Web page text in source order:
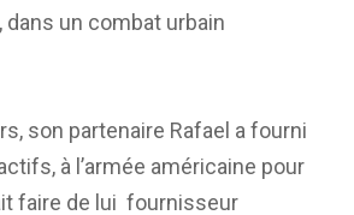
un combat urbain
son partenaire Rafael a fourni
à l’armée américaine pour
faire de lui fournisseur